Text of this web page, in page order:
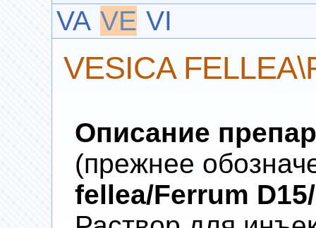
VA VE VI
VESICA
Описание
(прежнее
fellea/Ferrum